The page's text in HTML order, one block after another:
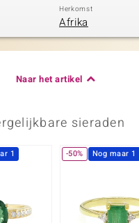
Herkomst
Afrika
Naar het artikel
sieraden
1 -50% Nog maar 1